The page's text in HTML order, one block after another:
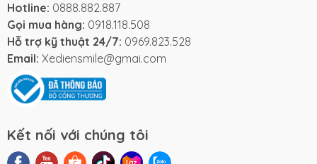
Hotline: 0888.882.887
Gọi mua hàng: 0918.118.508
Hỗ trợ kỹ thuật 24/7: 0969.823.528
Email: Xediensmile@gmai.com
Kết nối với chúng tôi